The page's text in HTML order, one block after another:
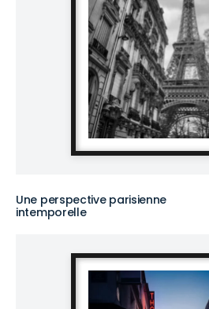
Une perspective parisienne
intemporelle